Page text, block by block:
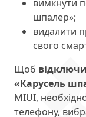
вимкнути
шпалер»;
видалити
свого
Щоб
«Карусель
MIUI,
телефону,